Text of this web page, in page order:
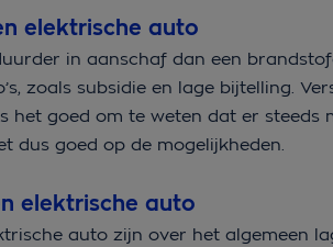
elektrische auto
in aanschaf dan een
zoals subsidie en lage bijtelling.
het goed om te weten dat er steeds
dus goed op de mogelijkheden.
elektrische auto
auto zijn over het algemeen